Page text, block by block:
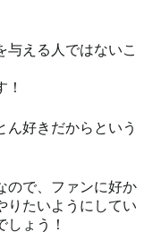
与える人ではないこ
！
ん好きだからという
ので、ファンに好か
りたいようにしてい
ょう！